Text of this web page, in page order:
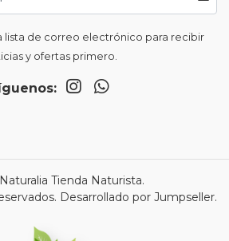
lista de correo electrónico para recibir
y ofertas primero.
Tienda Naturista.
Desarrollado por Jumpseller.